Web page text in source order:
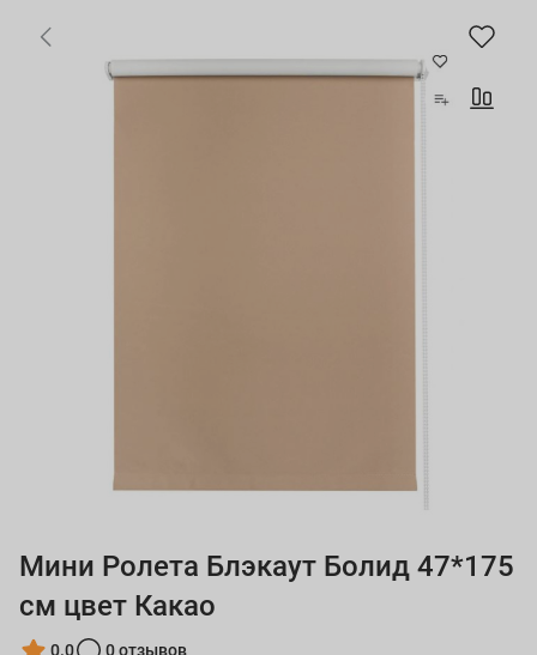
Мини Ролета Блэкаут Болид 47*175
см цвет Какао
0.0 0 отзывов